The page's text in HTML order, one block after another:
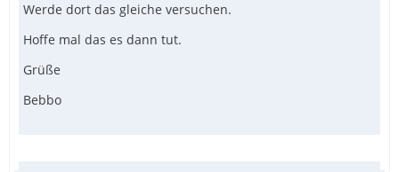
Werde dort das gleiche versuchen.
Hoffe mal das es dann tut.
Grüße
Bebbo